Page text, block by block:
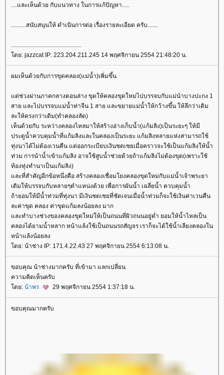
....และเห็นด้วย กับแนวทาง ในการแก้ปัญหา.....
..........สนับสนุนให้ ดำเนินการต่อ เรื่องรายละเอียด ครับ.......
...............................................
ดย: jazzcat IP: 223.204.211.245 14 พฤศจิกายน 2554 21:48:20 น.
ผมเห็นด้วยกับการขุดคลอง(แม่น้ำ)เพิ่มขึ้น
ต่ช่วงผ่านภาคกลางตอนล่าง ขุดให้คลองขุดใหม่ไปบรรจบกับแม่นำบางปะกง 1
สาย และไปบรรจบแม่น้ำท่าจีน 1 สาย และขยายแม่น้ำให้กว้างขึ้น ให้ลึกว่าเดิม
ละให้ตรงกว่าเดิม(ทำคลองลัด)
เห็นด้วยกับ ระหว่างคลองไหลมาให้สร้างอ่างเก็บน้ำ(แก้มลิง)เป็นระยะๆ ให้มี
ประตูน้ำควบคุมน้ำที่แก้มลิงและในคลองเป็นระยะ แก้มลิงหลายแห่งสามารถใช้
ทุ่งนาได้ไม่ต้องเวนคืน แต่ออกระเบียบเงินชดเชยเมื่อคราวจะใช้เป็นแก้มลิงให้น้ำ
ท่วม การนำน้ำเข้าแก้มลิง อาจใช้สูบน้ำช่วยด้วยถ้าแก้มลิงไม่ต้องขุด(เพราะใช้
ท้องทุ่งทำนาเป็นแก้มลิง)
ละที่สำคัญอีกข้อหนึ่งคือ สร้างคลองเชื่อมโยงคลองขุดใหม่กับแม่น้ำเจ้าพระยา
เดิมให้บรรจบกับหลายๆตำแหน่งด้วย เพื่อการผันน้ำ เฉลี่ยน้ำ ควบคุมน้ำ
ถ้ายอมให้มีน้ำท่วมที่ทุ่งนา มีเงินชดเชยที่ชัดเจนเมื่อน้ำท่วมก็จะใช้เงินค่าเวนคืน
ละค่าขุด คลอง ค่าขุดแก้มลงน้อยลง มาก
ละทำบางช่วงของคลองขุดใหม่ให้เป็นถนนที่ผิวถนนอยู่ต่ำ ยอมให้น้ำไหลเป็น
คลองได้ยามน้ำหลาก หน้าแล้งใช้เป็นถนนรถสัญจร เราก็จะได้ใช้น้ำเลียงคลองใน
หน้าแล้งน้อยลง
ดย: น้าช่าง IP: 171.4.22.43 27 พฤศจิกายน 2554 6:13:08 น.
ขอบคุณ น้าช่างมากครับ ที่เข้ามา แลกเปลี่ยน
ความคิดเห็นครับ
ดย: น้าพร 29 พฤศจิกายน 2554 1:37:18 น.
ขอบคุณมากครับ